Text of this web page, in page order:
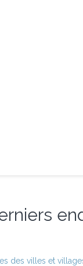
des villes et